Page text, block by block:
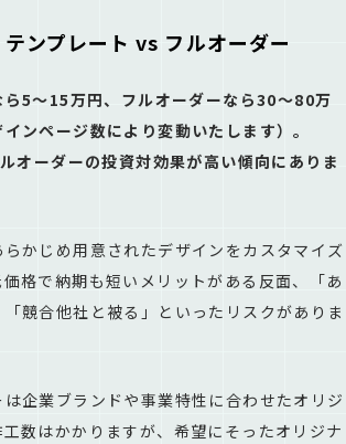
ンプレート vs フルオーダー
ら5〜15万円、フルオーダーなら30〜80万
ンページ数により変動いたします）。
オーダーの投資対効果が高い傾向にありま
かじめ用意されたデザインをカスタマイズ
格で納期も短いメリットがある反面、「あ
競合他社と被る」といったリスクがありま
企業ブランドや事業特性に合わせたオリジ
数はかかりますが、希望にそったオリジナ